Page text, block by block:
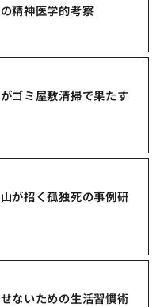
精神医学的考察
ゴミ屋敷清掃で果たす
が招く孤独死の事例研
ないための生活習慣術